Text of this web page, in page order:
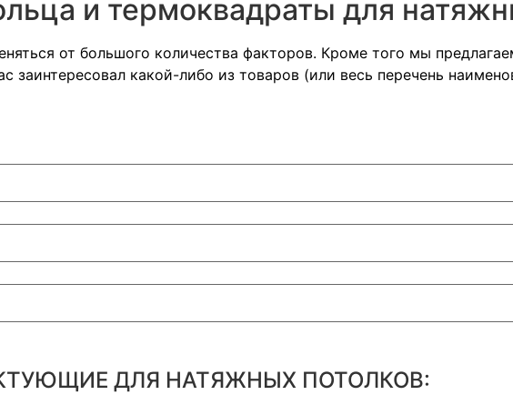
и термоквадраты для
от большого количества факторов. Кроме того мы
какой-либо из товаров (или весь перечень
ДЛЯ НАТЯЖНЫХ ПОТОЛКОВ: